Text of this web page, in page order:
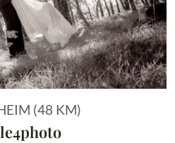
(48 KM)